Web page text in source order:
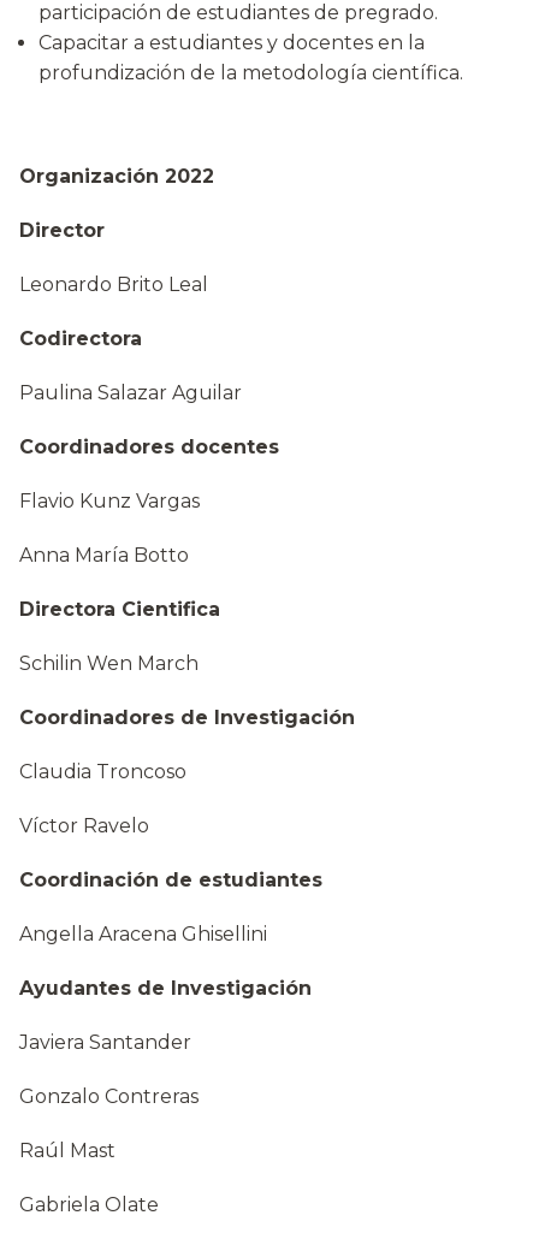
participación de estudiantes de pregrado.
Capacitar a estudiantes y docentes en la
profundización de la metodología científica.
Organización 2022
Director
Leonardo Brito Leal
Codirectora
Paulina Salazar Aguilar
Coordinadores docentes
Flavio Kunz Vargas
Anna María Botto
Directora Cientifica
Schilin Wen March
Coordinadores de Investigación
Claudia Troncoso
Víctor Ravelo
Coordinación de estudiantes
Angella Aracena Ghisellini
Ayudantes de Investigación
Javiera Santander
Gonzalo Contreras
Raúl Mast
Gabriela Olate